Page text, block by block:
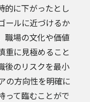
的に下がったとし
ールに近づけるか
職場の文化や価値
重に見極めること
後のリスクを最小
の方向性を明確に
って臨むことがで